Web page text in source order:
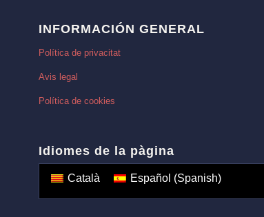
INFORMACIÓN GENERAL
Política de privacitat
Avis legal
Política de cookies
Idiomes de la pàgina
Català Español (Spanish)